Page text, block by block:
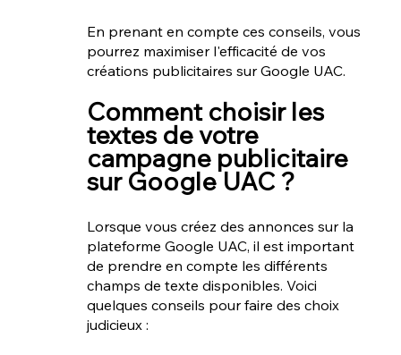
En prenant en compte ces conseils, vous
pourrez maximiser l'efficacité de vos
créations publicitaires sur Google UAC.
Comment choisir les
textes de votre
campagne publicitaire
sur Google UAC ?
Lorsque vous créez des annonces sur la
plateforme Google UAC, il est important
de prendre en compte les différents
champs de texte disponibles. Voici
quelques conseils pour faire des choix
judicieux :